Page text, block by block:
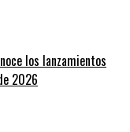
los lanzamientos
2026